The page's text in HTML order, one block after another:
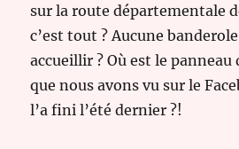
sur la route départementale
c’est tout ? Aucune
accueillir ? Où est le
que nous avons vu sur le
l’a fini l’été dernier ?!